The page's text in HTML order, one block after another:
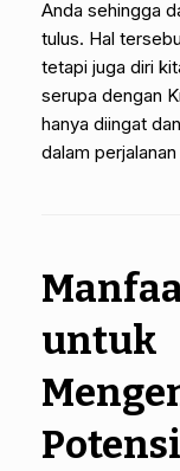
Anda sehingga
tulus. Hal
tetapi juga diri
serupa dengan
hanya diingat
dalam
untuk